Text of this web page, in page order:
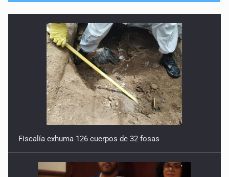
Fiscalía exhuma 126 cuerpos de 32 fosas